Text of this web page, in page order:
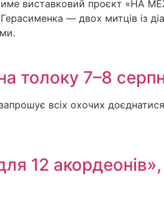
виставковий проєкт «НА
— двох митців із
толоку 7–8
всіх охочих
12